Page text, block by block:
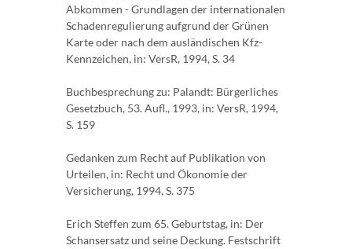
Abkommen - Grundlagen der internationalen
Schadenregulierung aufgrund der Grünen
Karte oder nach dem ausländischen Kfz-
Kennzeichen, in: VersR, 1994, S. 34
Buchbesprechung zu: Palandt: Bürgerliches
Gesetzbuch, 53. Aufl., 1993, in: VersR, 1994,
S. 159
Gedanken zum Recht auf Publikation von
Urteilen, in: Recht und Ökonomie der
Versicherung, 1994, S. 375
Erich Steffen zum 65. Geburtstag, in: Der
Schansersatz und seine Deckung. Festschrift